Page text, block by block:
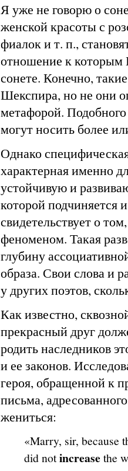
Я уже не говорю о
женской красоты с
фиалок и т. п.,
отношение к которым
сонете. Конечно,
Шекспира, но не они
метафорой.
могут носить более
Однако
характерная именно
устойчивую и
которой подчиняется
свидетельствует о
феноменом. Такая
глубину
образа. Свои слова и
у других поэтов,
Как известно,
прекрасный друг
родить наследников
и ее законов.
героя, обращенной к
письма,
жениться:
«Marry, sir, because
did notincreasethe